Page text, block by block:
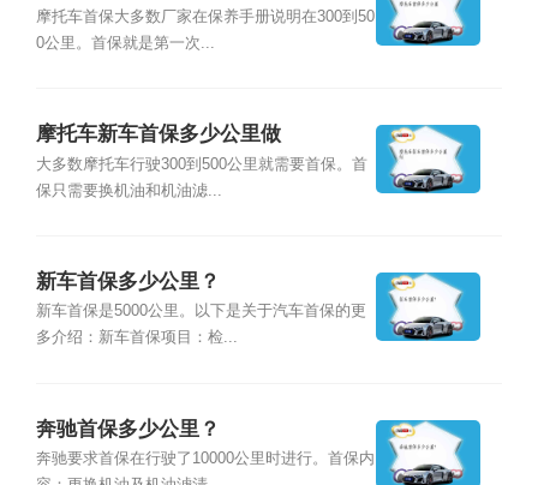
摩托车首保大多数厂家在保养手册说明在300到50
0公里。首保就是第一次...
摩托车新车首保多少公里做
大多数摩托车行驶300到500公里就需要首保。首
保只需要换机油和机油滤...
新车首保多少公里？
新车首保是5000公里。以下是关于汽车首保的更
多介绍：新车首保项目：检...
奔驰首保多少公里？
奔驰要求首保在行驶了10000公里时进行。首保内